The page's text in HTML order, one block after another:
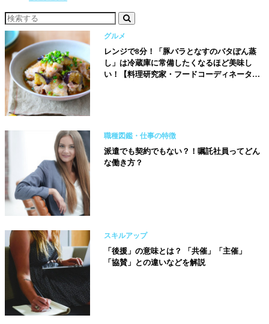
グルメ
レンジで8分！「豚バラとなすのバタぽん蒸
し」は冷蔵庫に常備したくなるほど美味し
い！【料理研究家・フードコーディネーター
職種図鑑・仕事の特徴
派遣でも契約でもない？！嘱託社員ってどん
な働き方？
スキルアップ
「後援」の意味とは？ 「共催」「主催」
「協賛」との違いなどを解説